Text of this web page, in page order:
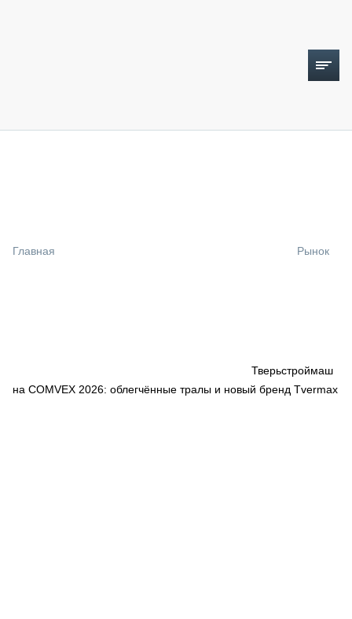
СПЕЦПРОЕКТЫ
Главная Рынок
Тверьстроймаш
на COMVEX 2026: облегчённые тралы и новый бренд Tvermax